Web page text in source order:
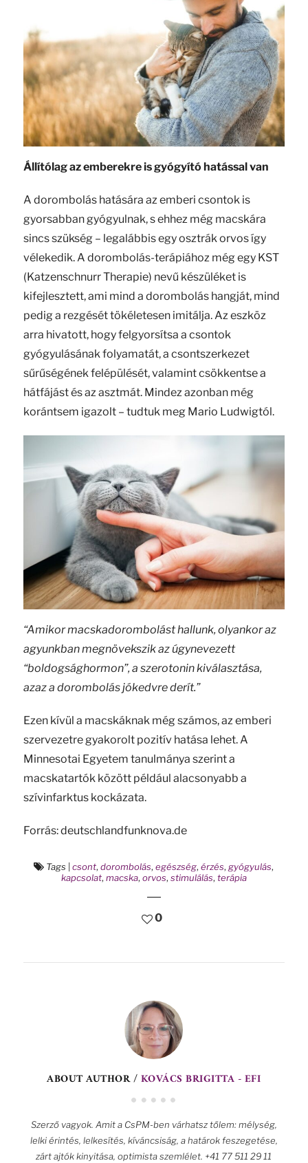
Állítólag az emberekre is gyógyító hatással van
A dorombolás hatására az emberi csontok is
gyorsabban gyógyulnak, s ehhez még macskára
sincs szükség – legalábbis egy osztrák orvos így
vélekedik. A dorombolás-terápiához még egy KST
(Katzenschnurr Therapie) nevű készüléket is
kifejlesztett, ami mind a dorombolás hangját, mind
pedig a rezgését tökéletesen imitálja. Az eszköz
arra hivatott, hogy felgyorsítsa a csontok
gyógyulásának folyamatát, a csontszerkezet
sűrűségének felépülését, valamint csökkentse a
hátfájást és az asztmát. Mindez azonban még
korántsem igazolt – tudtuk meg Mario Ludwigtól.
“Amikor macskadorombolást hallunk, olyankor az
agyunkban megnövekszik az úgynevezett
“boldogsághormon”, a szerotonin kiválasztása,
azaz a dorombolás jókedvre derít.”
Ezen kívül a macskáknak még számos, az emberi
szervezetre gyakorolt pozitív hatása lehet. A
Minnesotai Egyetem tanulmánya szerint a
macskatartók között például alacsonyabb a
szívinfarktus kockázata.
Forrás: deutschlandfunknova.de
Tags |csont,dorombolás,egészség,érzés,gyógyulás,
kapcsolat, macska, orvos, stimulálás, terápia
0
ABOUT AUTHOR /KOVÁCS BRIGITTA - EFI
Szerző vagyok. Amit a CsPM-ben várhatsz tőlem: mélység,
lelki érintés, lelkesítés, kíváncsiság, a határok feszegetése,
zárt ajtók kinyitása, optimista szemlélet. +41 77 511 29 11